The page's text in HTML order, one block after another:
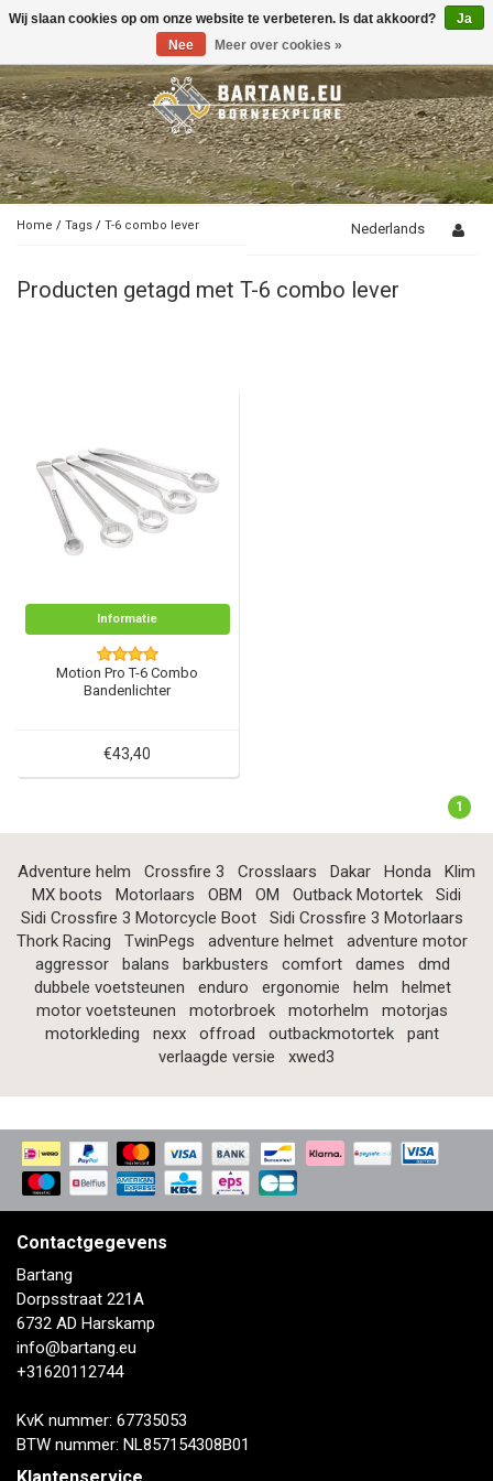
Toggle
Home / Tags / T-6 combo lever Nederlands
Producten getagd met T-6 combo lever
Informatie
Motion Pro T-6 Combo
Bandenlichter
€43,40
1
Adventure helm Crossfire 3 Crosslaars Dakar Honda
Klim
MX boots
Motorlaars OBM OM Outback Motortek
Sidi
Sidi Crossfire 3 Motorcycle Boot
Sidi Crossfire 3 Motorlaars
Thork Racing
TwinPegs adventure helmet
adventure motor
aggressor
balans barkbusters comfort dames
dmd
dubbele voetsteunen
enduro ergonomie helm
helmet
motor voetsteunen
motorbroek motorhelm
motorjas
motorkleding
nexx offroad outbackmotortek
pant
verlaagde versie
xwed3
Contactgegevens
Bartang
Dorpsstraat 221A
6732 AD Harskamp
info@bartang.eu
+31620112744
KvK nummer: 67735053
BTW nummer: NL857154308B01
Wij slaan cookies op om onze website te verbeteren. Is dat akkoord?
Ja
Nee
Meer over cookies »